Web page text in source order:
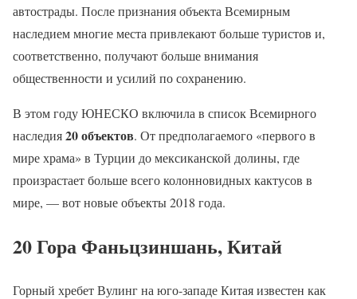
автострады. После признания объекта Всемирным
наследием многие места привлекают больше туристов и,
соответственно, получают больше внимания
общественности и усилий по сохранению.
В этом году ЮНЕСКО включила в список Всемирного
наследия20 объектов. От предполагаемого «первого в
мире храма» в Турции до мексиканской долины, где
произрастает больше всего колонновидных кактусов в
мире, — вот новые объекты 2018 года.
20 Гора Фаньцзиншань, Китай
Горный хребет Вулинг на юго-западе Китая известен как